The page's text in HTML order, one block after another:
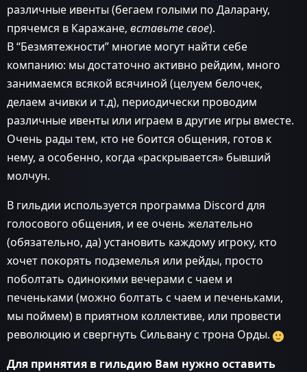
различные ивенты (бегаем голыми по Даларану,
прячемся в Каражане, вставьте свое).
В “Безмятежности” многие могут найти себе
компанию: мы достаточно активно рейдим, много
занимаемся всякой всячиной (целуем белочек,
делаем ачивки и т.д), периодически проводим
различные ивенты или играем в другие игры вместе.
Очень рады тем, кто не боится общения, готов к
нему, а особенно, когда «раскрывается» бывший
молчун.
В гильдии используется программа Discord для
голосового общения, и ее очень желательно
(обязательно, да) установить каждому игроку, кто
хочет покорять подземелья или рейды, просто
поболтать одинокими вечерами с чаем и
печеньками (можно болтать с чаем и печеньками,
мы поймем) в приятном коллективе, или провести
революцию и свергнуть Сильвану с трона Орды.
Для принятия в гильдию Вам нужно оставить